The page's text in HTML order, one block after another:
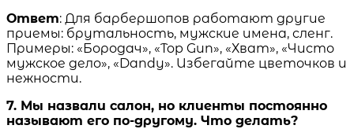
Ответ: Для барбершопов работают другие
приемы: брутальность, мужские имена, сленг.
Примеры: «Бородач», «Top Gun», «Хват», «Чисто
мужское дело», «Dandy». Избегайте цветочков и
нежности.
7. Мы назвали салон, но клиенты постоянно
называют его по-другому. Что делать?